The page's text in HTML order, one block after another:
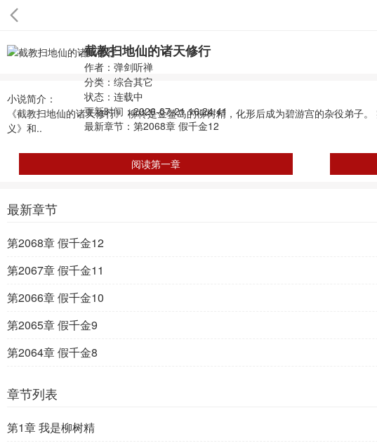
截教扫地仙的诸天修行
作者：弹剑听禅
分类： 综合其它
状态：连载中
更新时间：2026-07-21 16:24:41
最新章节： 第2068章 假千金12
小说简介：
《截教扫地仙的诸天修行》 柳柊是金鳌岛的柳树精，化形后成为碧游宫的杂役弟
义》和..
阅读第一章
最新章节
第2068章 假千金12
第2067章 假千金11
第2066章 假千金10
第2065章 假千金9
第2064章 假千金8
章节列表
第1章 我是柳树精